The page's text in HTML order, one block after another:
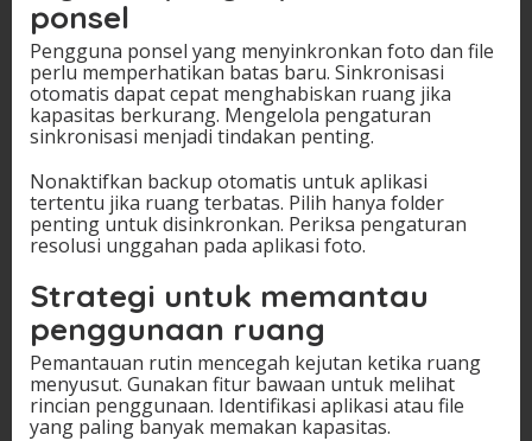
ponsel
Pengguna ponsel yang menyinkronkan foto dan file
perlu memperhatikan batas baru. Sinkronisasi
otomatis dapat cepat menghabiskan ruang jika
kapasitas berkurang. Mengelola pengaturan
sinkronisasi menjadi tindakan penting.
Nonaktifkan backup otomatis untuk aplikasi
tertentu jika ruang terbatas. Pilih hanya folder
penting untuk disinkronkan. Periksa pengaturan
resolusi unggahan pada aplikasi foto.
Strategi untuk memantau
penggunaan ruang
Pemantauan rutin mencegah kejutan ketika ruang
menyusut. Gunakan fitur bawaan untuk melihat
rincian penggunaan. Identifikasi aplikasi atau file
yang paling banyak memakan kapasitas.